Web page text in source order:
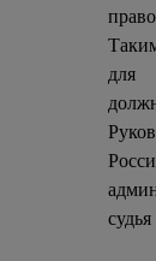
для
судья